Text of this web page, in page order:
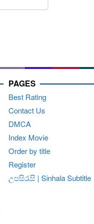
PAGES
Best Rating
Contact Us
DMCA
Index Movie
Order by title
Register
උපසිරැසි | Sinhala Subtitle